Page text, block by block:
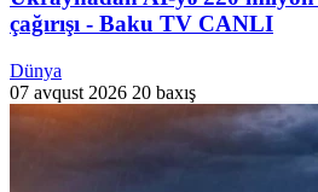
çağırışı - Baku TV CANLI
Dünya
07 avqust 2026 20 baxış